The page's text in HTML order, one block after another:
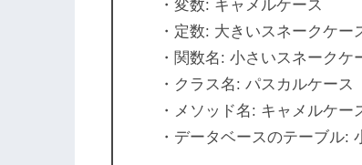
・変数: キャメルケース
・定数: 大きいスネークケー
・関数名: 小さいスネークケ
・クラス名: パスカルケース
・メソッド名: キャメルケー
・データベースのテーブル: